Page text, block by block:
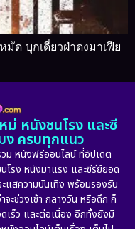
ด บุกเดี่ยวฝ่าดงมาเฟีย
หนังชนโรง และซี
ง ครบทุกแนว
ม หนังฟรีออนไลน์ ที่อัปเดต
โรง หนังมาแรง และซีรีย์ยอด
แสความบันเทิง พร้อมรองรับ
ะช่วงเช้า กลางวัน หรือดึก ก็
เร็ว และต่อเนื่อง อีกทั้งยังมี